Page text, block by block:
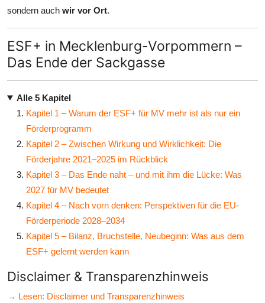
sondern auch wir vor Ort.
ESF+ in Mecklenburg-Vorpommern –
Das Ende der Sackgasse
Alle 5 Kapitel
Kapitel 1 – Warum der ESF+ für MV mehr ist als nur ein
Förderprogramm
Kapitel 2 – Zwischen Wirkung und Wirklichkeit: Die
Förderjahre 2021–2025 im Rückblick
Kapitel 3 – Das Ende naht – und mit ihm die Lücke: Was
2027 für MV bedeutet
Kapitel 4 – Nach vorn denken: Perspektiven für die EU-
Förderperiode 2028–2034
Kapitel 5 – Bilanz, Bruchstelle, Neubeginn: Was aus dem
ESF+ gelernt werden kann
Disclaimer & Transparenzhinweis
→ Lesen: Disclaimer und Transparenzhinweis